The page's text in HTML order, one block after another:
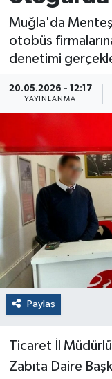
Muğla'da
otobüs
denetimi
20.05.2026 - 12:17
YAYINLANMA
Paylaş
Ticaret İl
Zabıta Daire
Siyaset
Tüm
Son Dakika
Haber Arşivi